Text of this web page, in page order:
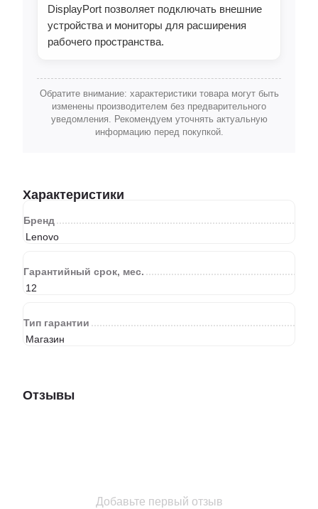
DisplayPort позволяет подключать внешние
устройства и мониторы для расширения
рабочего пространства.
Обратите внимание: характеристики товара могут быть
изменены производителем без предварительного
уведомления. Рекомендуем уточнять актуальную
информацию перед покупкой.
Характеристики
Бренд
Lenovo
Гарантийный срок, мес.
12
Тип гарантии
Магазин
Отзывы
Добавьте первый отзыв